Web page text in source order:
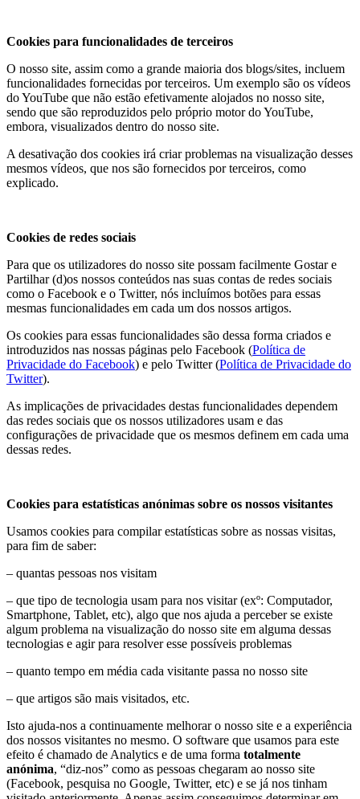
Cookies para funcionalidades de terceiros
O nosso site, assim como a grande maioria dos blogs/sites, incluem
funcionalidades fornecidas por terceiros. Um exemplo são os vídeos
do YouTube que não estão efetivamente alojados no nosso site,
sendo que são reproduzidos pelo próprio motor do YouTube,
embora, visualizados dentro do nosso site.
A desativação dos cookies irá criar problemas na visualização desses
mesmos vídeos, que nos são fornecidos por terceiros, como
explicado.
Cookies de redes sociais
Para que os utilizadores do nosso site possam facilmente Gostar e
Partilhar (d)os nossos conteúdos nas suas contas de redes sociais
como o Facebook e o Twitter, nós incluímos botões para essas
mesmas funcionalidades em cada um dos nossos artigos.
Os cookies para essas funcionalidades são dessa forma criados e
introduzidos nas nossas páginas pelo Facebook (Política de
Privacidade do Facebook) e pelo Twitter (Política de Privacidade do
Twitter).
As implicações de privacidades destas funcionalidades dependem
das redes sociais que os nossos utilizadores usam e das
configurações de privacidade que os mesmos definem em cada uma
dessas redes.
Cookies para estatísticas anónimas sobre os nossos visitantes
Usamos cookies para compilar estatísticas sobre as nossas visitas,
para fim de saber:
– quantas pessoas nos visitam
– que tipo de tecnologia usam para nos visitar (exº: Computador,
Smartphone, Tablet, etc), algo que nos ajuda a perceber se existe
algum problema na visualização do nosso site em alguma dessas
tecnologias e agir para resolver esse possíveis problemas
– quanto tempo em média cada visitante passa no nosso site
– que artigos são mais visitados, etc.
Isto ajuda-nos a continuamente melhorar o nosso site e a experiência
dos nossos visitantes no mesmo. O software que usamos para este
efeito é chamado de Analytics e de uma forma totalmente
anónima, “diz-nos” como as pessoas chegaram ao nosso site
(Facebook, pesquisa no Google, Twitter, etc) e se já nos tinham